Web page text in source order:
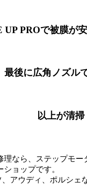
UP PROで被膜が
最後に広角ノズル
以上が清
なら、ステップモー
ョップです。
アウディ、ポルシェ